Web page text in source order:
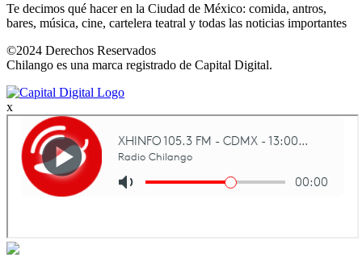
Te decimos qué hacer en la Ciudad de México: comida, antros,
bares, música, cine, cartelera teatral y todas las noticias importantes
©2024 Derechos Reservados
Chilango es una marca registrado de Capital Digital.
x